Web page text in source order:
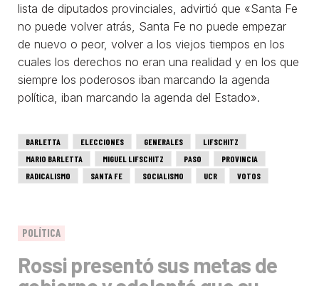
lista de diputados provinciales, advirtió que «Santa Fe
no puede volver atrás, Santa Fe no puede empezar
de nuevo o peor, volver a los viejos tiempos en los
cuales los derechos no eran una realidad y en los que
siempre los poderosos iban marcando la agenda
política, iban marcando la agenda del Estado».
BARLETTA ELECCIONES GENERALES
LIFSCHITZ
MARIO BARLETTA
MIGUEL LIFSCHITZ PASO
PROVINCIA
RADICALISMO
SANTA FE SOCIALISMO UCR VOTOS